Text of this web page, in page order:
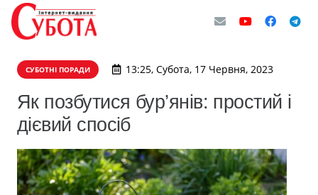
СУБОТНІ ПОРАДИ 13:25, Субота, 17 Червня, 2023
Як позбутися бур’янів: простий і
дієвий спосіб